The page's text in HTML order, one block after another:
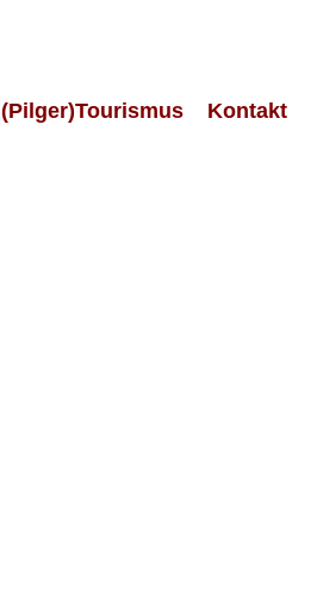
(Pilger)Tourismus Kontakt